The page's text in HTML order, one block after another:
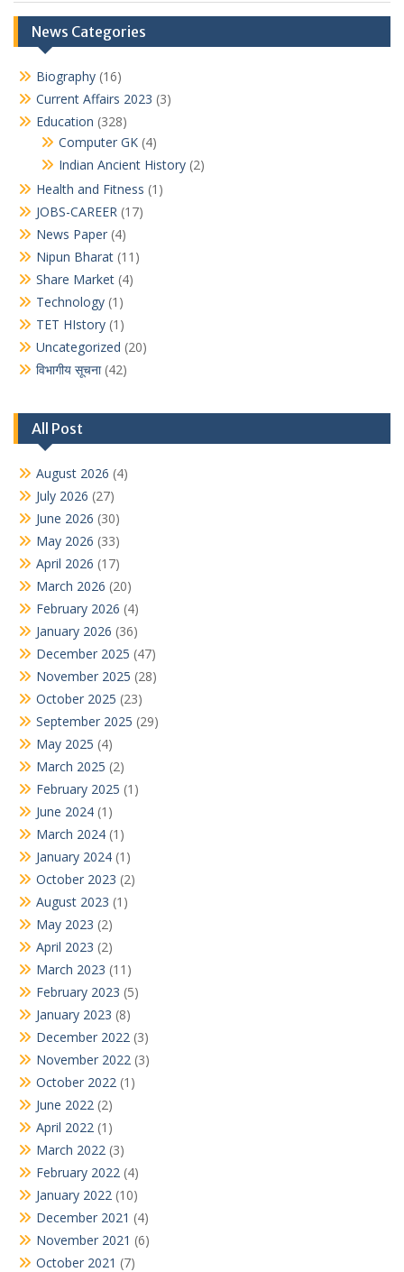
News Categories
Biography (16)
Current Affairs 2023 (3)
Education (328)
Computer GK (4)
Indian Ancient History (2)
Health and Fitness (1)
JOBS-CAREER (17)
News Paper (4)
Nipun Bharat (11)
Share Market (4)
Technology (1)
TET HIstory (1)
Uncategorized (20)
विभागीय सूचना(42)
All Post
August 2026 (4)
July 2026 (27)
June 2026 (30)
May 2026 (33)
April 2026 (17)
March 2026 (20)
February 2026 (4)
January 2026 (36)
December 2025 (47)
November 2025 (28)
October 2025 (23)
September 2025 (29)
May 2025 (4)
March 2025 (2)
February 2025 (1)
June 2024 (1)
March 2024 (1)
January 2024 (1)
October 2023 (2)
August 2023 (1)
May 2023 (2)
April 2023 (2)
March 2023 (11)
February 2023 (5)
January 2023 (8)
December 2022 (3)
November 2022 (3)
October 2022 (1)
June 2022 (2)
April 2022 (1)
March 2022 (3)
February 2022 (4)
January 2022 (10)
December 2021 (4)
November 2021 (6)
October 2021 (7)